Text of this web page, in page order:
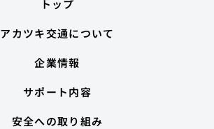
トップ
アカツキ交通について
企業情報
サポート内容
安全への取り組み